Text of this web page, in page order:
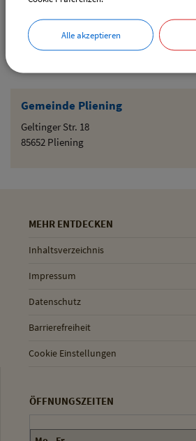
Gemeinde Pliening
Geltinger Str. 18
85652 Pliening
Alle akzeptieren
MEHR ENTDECKEN
Inhaltsverzeichnis
Impressum
Datenschutz
Barrierefreiheit
Cookie Einstellungen
ÖFFNUNGSZEITEN